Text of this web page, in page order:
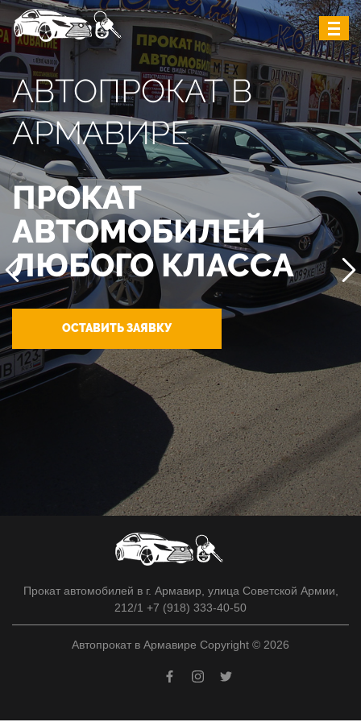
АВТОПРОКАТ В
АРМАВИРЕ
ПРОКАТ
АВТОМОБИЛЕЙ
ЛЮБОГО КЛАССА
ОСТАВИТЬ ЗАЯВКУ
Прокат автомобилей в г. Армавир, улица Советской Армии,
212/1 +7 (918) 333-40-50
Автопрокат в Армавире Copyright © 2026